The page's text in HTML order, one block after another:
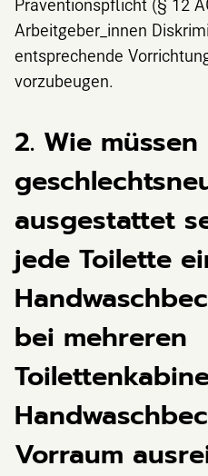
Arbeitgeber_innen
entsprechende
vorzubeugen.
2. Wie müssen
ausgestattet
jede Toilette
bei mehreren
Vorraum